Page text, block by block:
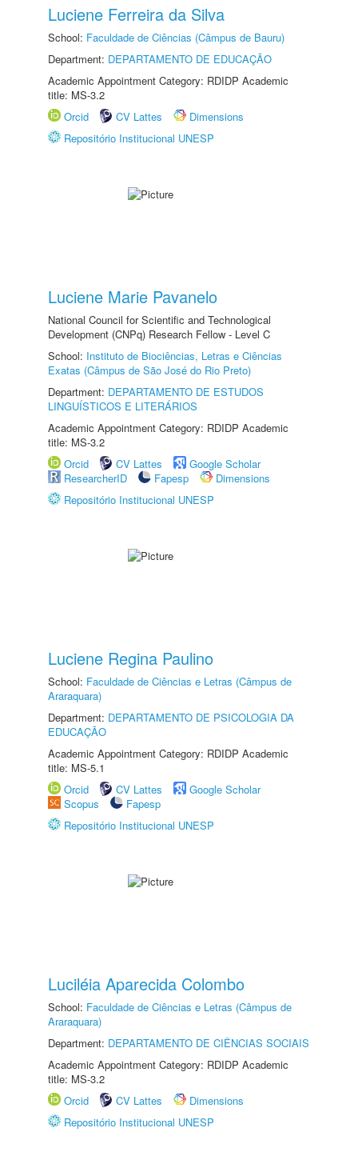
Luciene Ferreira da Silva
School: Faculdade de Ciências (Câmpus de Bauru)
Department: DEPARTAMENTO DE EDUCAÇÃO
Academic Appointment Category: RDIDP Academic
title: MS-3.2
Orcid
CV Lattes
Dimensions
Repositório Institucional UNESP
Luciene Marie Pavanelo
National Council for Scientific and Technological
Development (CNPq) Research Fellow - Level C
School: Instituto de Biociências, Letras e Ciências
Exatas (Câmpus de São José do Rio Preto)
Department: DEPARTAMENTO DE ESTUDOS
LINGUÍSTICOS E LITERÁRIOS
Academic Appointment Category: RDIDP Academic
title: MS-3.2
Orcid
CV Lattes
Google Scholar
ResearcherID
Fapesp
Dimensions
Repositório Institucional UNESP
Luciene Regina Paulino
School: Faculdade de Ciências e Letras (Câmpus de
Araraquara)
Department: DEPARTAMENTO DE PSICOLOGIA DA
EDUCAÇÃO
Academic Appointment Category: RDIDP Academic
title: MS-5.1
Orcid
CV Lattes
Google Scholar
Scopus
Fapesp
Repositório Institucional UNESP
Luciléia Aparecida Colombo
School: Faculdade de Ciências e Letras (Câmpus de
Araraquara)
Department: DEPARTAMENTO DE CIÊNCIAS SOCIAIS
Academic Appointment Category: RDIDP Academic
title: MS-3.2
Orcid
CV Lattes
Dimensions
Repositório Institucional UNESP